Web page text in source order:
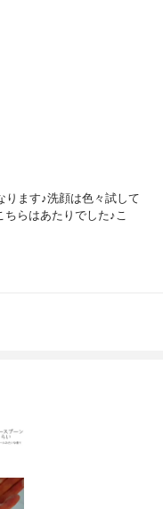
ります♪洗顔は色々試して
らはあたりでした♪こ